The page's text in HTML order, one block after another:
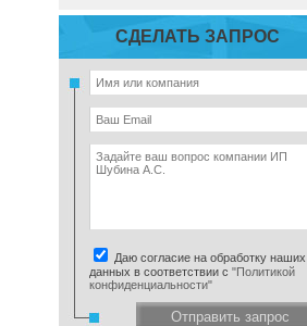
СДЕЛАТЬ ЗАПРОС
Даю согласие на обработку наших
данных в соответствии с "Политикой
конфиденциальности"
Отправить запрос